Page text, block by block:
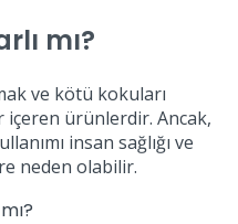
mı?
ve kötü kokuları
içeren ürünlerdir. Ancak,
insan sağlığı ve
neden olabilir.